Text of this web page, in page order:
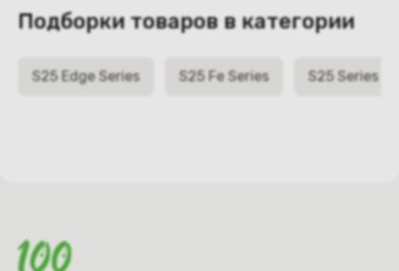
Подборки товаров в категории
S25 Edge Series S25 Fe Series S25 Series